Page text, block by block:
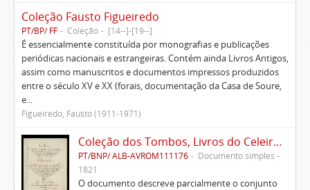
Coleção Fausto Figueiredo
PT/BP/ FF Coleção [14--]-[19--]
É essencialmente constituída por monografias e publicações
periódicas nacionais e estrangeiras. Contém ainda Livros Antigos,
assim como manuscritos e documentos impressos produzidos
entre o século XV e XX (forais, documentação da Casa de Soure,
e...
Figueiredo, Fausto (1911-1971)
Coleção dos Tombos, Livros do Celeiro, Escrituras, Documentos e títulos pertencentes ao Morgado de Freiriz e de Penegate
PT/BNP/ ALB-AVROM111176
Documento simples
1821
O documento descreve parcialmente o conjunto